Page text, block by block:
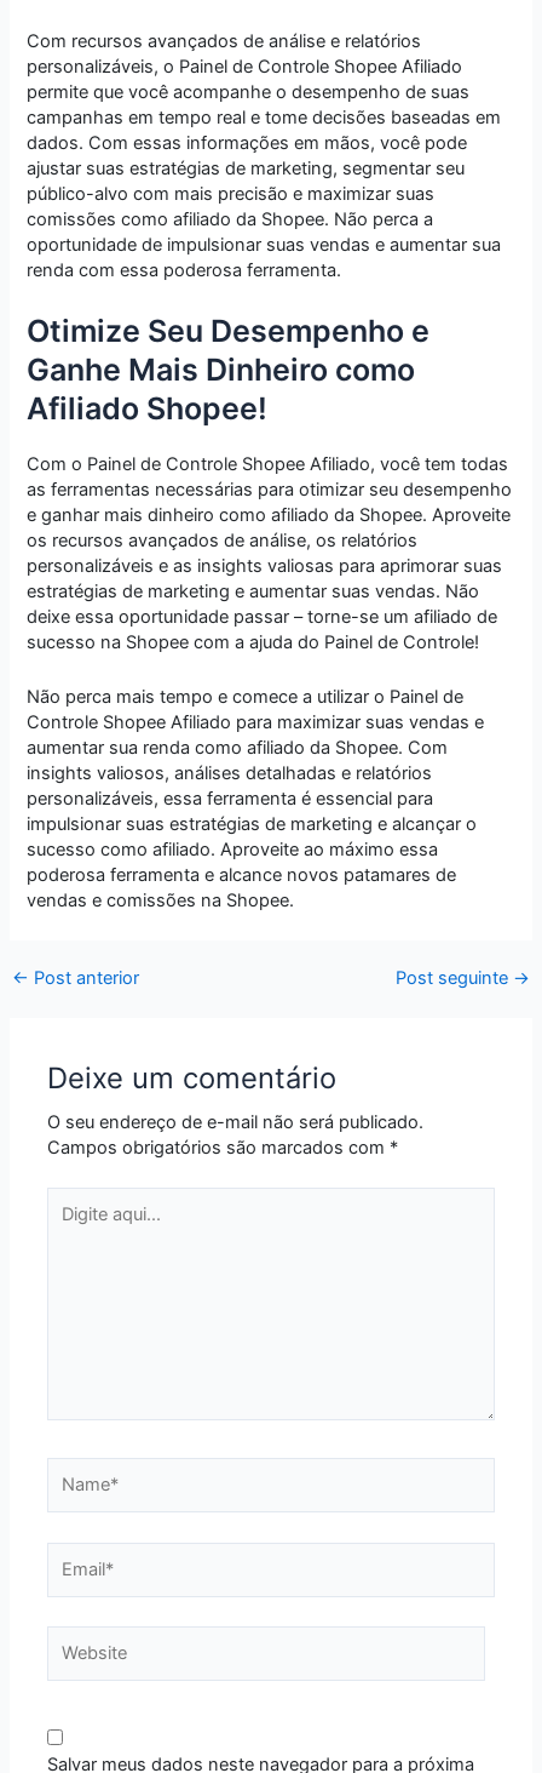
Com recursos avançados de análise e relatórios
personalizáveis, o Painel de Controle Shopee Afiliado
permite que você acompanhe o desempenho de suas
campanhas em tempo real e tome decisões baseadas em
dados. Com essas informações em mãos, você pode
ajustar suas estratégias de marketing, segmentar seu
público-alvo com mais precisão e maximizar suas
comissões como afiliado da Shopee. Não perca a
oportunidade de impulsionar suas vendas e aumentar sua
renda com essa poderosa ferramenta.
Otimize Seu Desempenho e
Ganhe Mais Dinheiro como
Afiliado Shopee!
Com o Painel de Controle Shopee Afiliado, você tem todas
as ferramentas necessárias para otimizar seu desempenho
e ganhar mais dinheiro como afiliado da Shopee. Aproveite
os recursos avançados de análise, os relatórios
personalizáveis e as insights valiosas para aprimorar suas
estratégias de marketing e aumentar suas vendas. Não
deixe essa oportunidade passar – torne-se um afiliado de
sucesso na Shopee com a ajuda do Painel de Controle!
Não perca mais tempo e comece a utilizar o Painel de
Controle Shopee Afiliado para maximizar suas vendas e
aumentar sua renda como afiliado da Shopee. Com
insights valiosos, análises detalhadas e relatórios
personalizáveis, essa ferramenta é essencial para
impulsionar suas estratégias de marketing e alcançar o
sucesso como afiliado. Aproveite ao máximo essa
poderosa ferramenta e alcance novos patamares de
vendas e comissões na Shopee.
← Post anterior Post seguinte →
Deixe um comentário
O seu endereço de e-mail não será publicado.
Campos obrigatórios são marcados com *
aqui...
Salvar meus dados neste navegador para a próxima